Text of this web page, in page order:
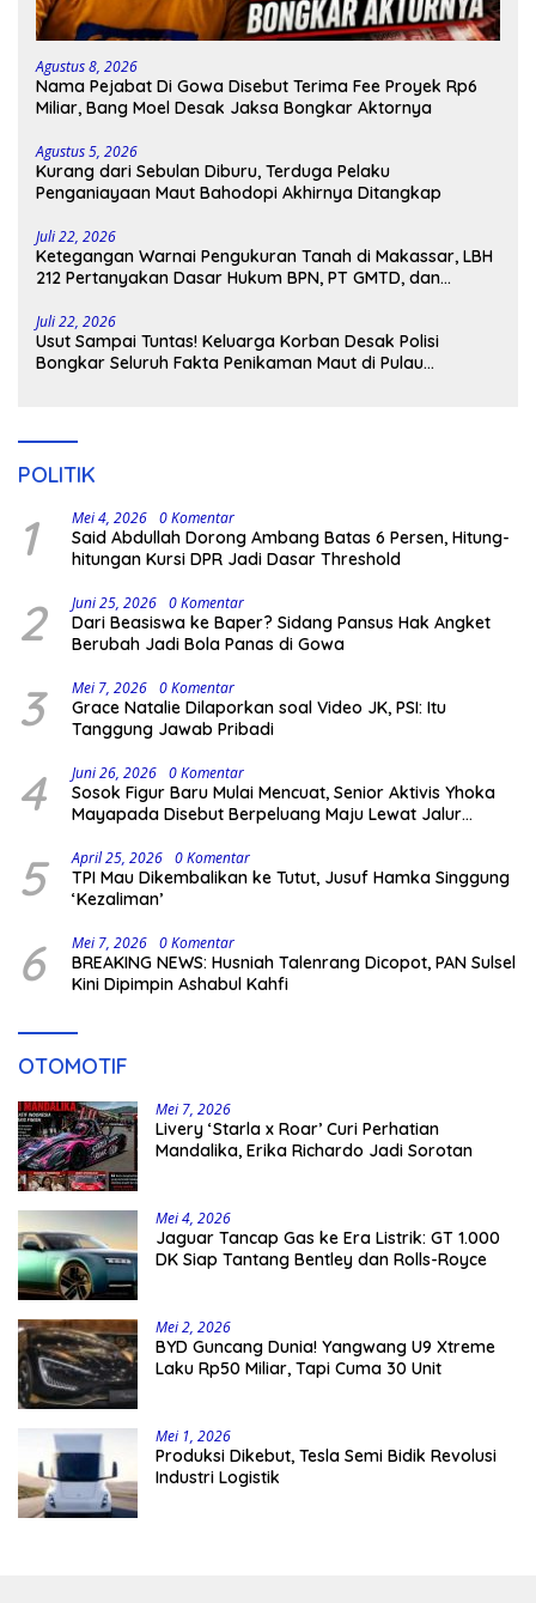
Agustus 8, 2026
Nama Pejabat Di Gowa Disebut Terima Fee Proyek Rp6
Miliar, Bang Moel Desak Jaksa Bongkar Aktornya
Agustus 5, 2026
Kurang dari Sebulan Diburu, Terduga Pelaku
Penganiayaan Maut Bahodopi Akhirnya Ditangkap
Juli 22, 2026
Ketegangan Warnai Pengukuran Tanah di Makassar, LBH
212 Pertanyakan Dasar Hukum BPN, PT GMTD, dan
Juli 22, 2026
Usut Sampai Tuntas! Keluarga Korban Desak Polisi
Bongkar Seluruh Fakta Penikaman Maut di Pulau
POLITIK
1 Mei 4, 2026 0 Komentar
Said Abdullah Dorong Ambang Batas 6 Persen, Hitung-
hitungan Kursi DPR Jadi Dasar Threshold
2 Juni 25, 2026 0 Komentar
Dari Beasiswa ke Baper? Sidang Pansus Hak Angket
Berubah Jadi Bola Panas di Gowa
3 Mei 7, 2026 0 Komentar
Grace Natalie Dilaporkan soal Video JK, PSI: Itu
Tanggung Jawab Pribadi
4 Juni 26, 2026 0 Komentar
Sosok Figur Baru Mulai Mencuat, Senior Aktivis Yhoka
Mayapada Disebut Berpeluang Maju Lewat Jalur
5 April 25, 2026 0 Komentar
TPI Mau Dikembalikan ke Tutut, Jusuf Hamka Singgung
‘Kezaliman’
6 Mei 7, 2026 0 Komentar
BREAKING NEWS: Husniah Talenrang Dicopot, PAN Sulsel
Kini Dipimpin Ashabul Kahfi
OTOMOTIF
Mei 7, 2026
Livery ‘Starla x Roar’ Curi Perhatian
Mandalika, Erika Richardo Jadi Sorotan
Mei 4, 2026
Jaguar Tancap Gas ke Era Listrik: GT 1.000
DK Siap Tantang Bentley dan Rolls-Royce
Mei 2, 2026
BYD Guncang Dunia! Yangwang U9 Xtreme
Laku Rp50 Miliar, Tapi Cuma 30 Unit
Mei 1, 2026
Produksi Dikebut, Tesla Semi Bidik Revolusi
Industri Logistik